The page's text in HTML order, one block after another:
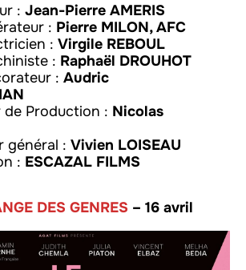
: Jean-Pierre AMERIS
: Pierre MILON, AFC
: Virgile REBOUL
: Raphaël DROUHOT
: Audric
de Production : Nicolas
général : Vivien LOISEAU
: ESCAZAL FILMS
DES GENRES – 16 avril